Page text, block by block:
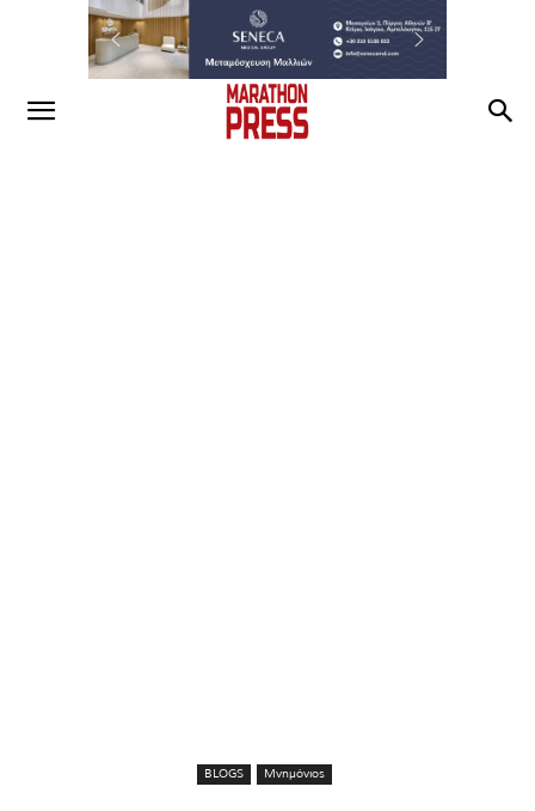
BLOGS Μνημόνιος